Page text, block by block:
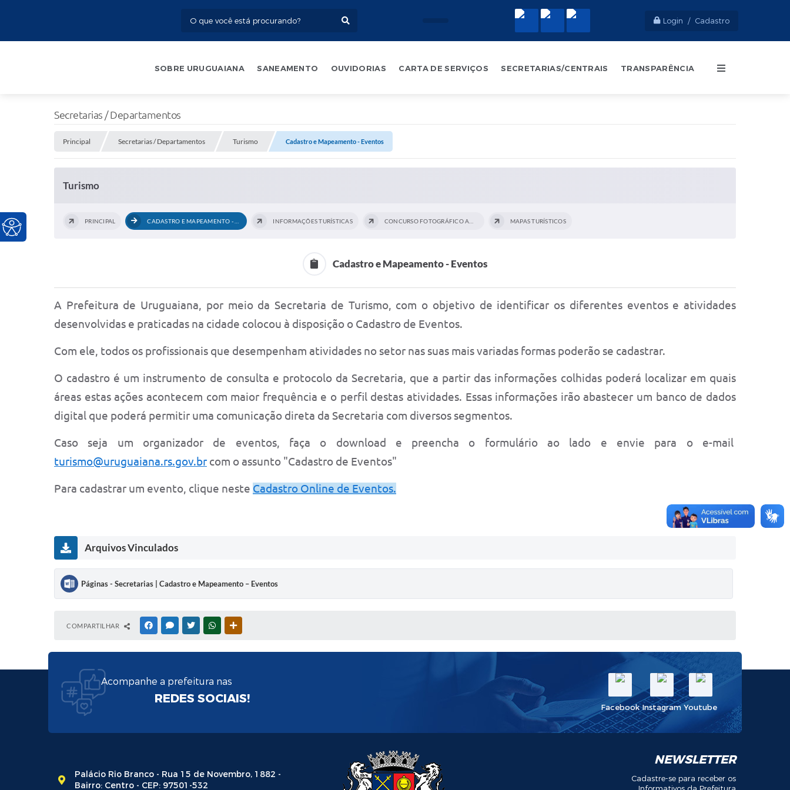
Login / Cadastro
SOBRE URUGUAIANA SANEAMENTO OUVIDORIAS CARTA DE SERVIÇOS SECRETARIAS/CENTRAIS TRANSPARÊNCIA
Secretarias / Departamentos
Principal Secretarias / Departamentos Turismo Cadastro e Mapeamento - Eventos
Turismo
PRINCIPAL INFORMAÇÕES TURÍSTICAS MAPAS TURÍSTICOS
Cadastro e Mapeamento - Eventos
A Prefeitura de Uruguaiana, por meio da Secretaria de Turismo, com o objetivo de identificar os diferentes eventos e atividades
desenvolvidas e praticadas na cidade colocou à disposição o Cadastro de Eventos.
Com ele, todos os profissionais que desempenham atividades no setor nas suas mais variadas formas poderão se cadastrar.
O cadastro é um instrumento de consulta e protocolo da Secretaria, que a partir das informações colhidas poderá localizar em quais
áreas estas ações acontecem com maior frequência e o perfil destas atividades. Essas informações irão abastecer um banco de dados
digital que poderá permitir uma comunicação direta da Secretaria com diversos segmentos.
Caso seja um organizador de eventos, faça o download e preencha o formulário ao lado e envie para o e-mail
turismo@uruguaiana.rs.gov.br com o assunto "Cadastro de Eventos"
Para cadastrar um evento, clique neste Cadastro Online de Eventos.
Arquivos Vinculados
Páginas - Secretarias | Cadastro e Mapeamento – Eventos
COMPARTILHAR FACEBOOKMESSENGER
TWITTERWHATSAPP
Acompanhe a prefeitura nas
REDES SOCIAIS!
Facebook Instagram Youtube
Palácio Rio Branco - Rua 15 de Novembro, 1882 -
Bairro: Centro - CEP: 97501-532
NEWSLETTER
Cadastre-se para receber os